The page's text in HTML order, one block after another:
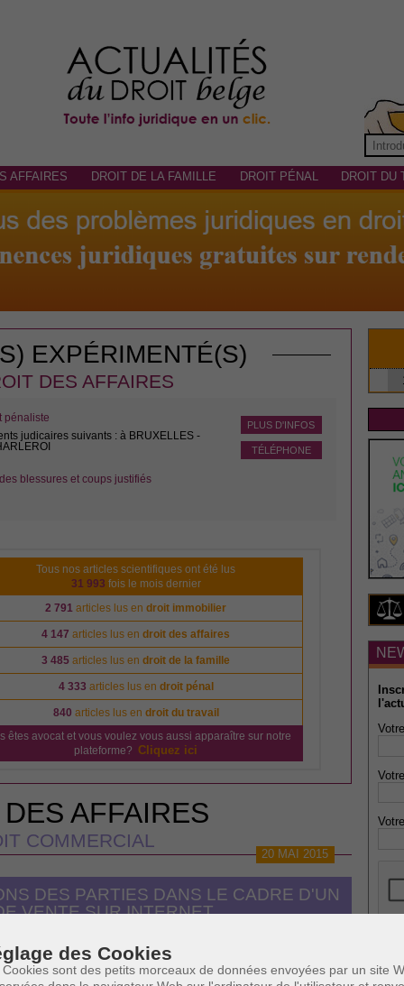
des Cookies
Cookies sont des petits morceaux de données envoyées par un site
AFFAIRES DROIT DE LA FAMILLE DROIT PÉNAL DROIT DU
EXPÉRIMENTÉ(S)
DES AFFAIRES
PLUS D'INFOS
TÉLÉPHONE
pénaliste
judicaires suivants : à BRUXELLES -
blessures et coups justifiés
Tous nos articles scientifiques ont été lus
31 993 fois le mois dernier
2 791 articles lus endroit immobilier
4 147 articles lus endroit des affaires
3 485 articles lus endroit de la famille
4 333 articles lus en droit pénal
840 articles lus en droit du travail
êtes avocat et vous voulez vous aussi apparaître sur notre
plateforme? Cliquez ici
AFFAIRES
COMMERCIAL
20 MAI 2015
DES PARTIES DANS LE CADRE D'UN
VENTE SUR INTERNET
*